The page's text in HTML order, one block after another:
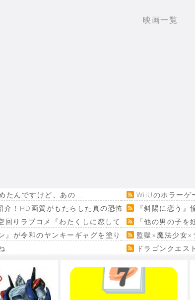
映画一覧
たんですけど、あの...
WiiUのホラーゲ
介！HD画質がもたらした真の恐怖…
『斜陽に恋う
りラブコメ『わたくしに恋してください！』
「他の男の子
』が令和のヤンキーギャグを塗り替える監獄×魔法少女×
ドラゴンクエス